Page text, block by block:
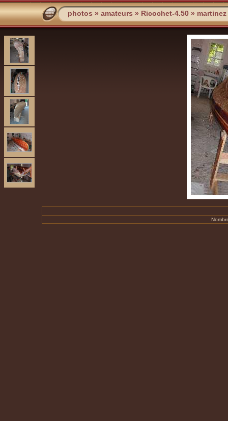
photos » amateurs » Ricochet-4.50 » martinez